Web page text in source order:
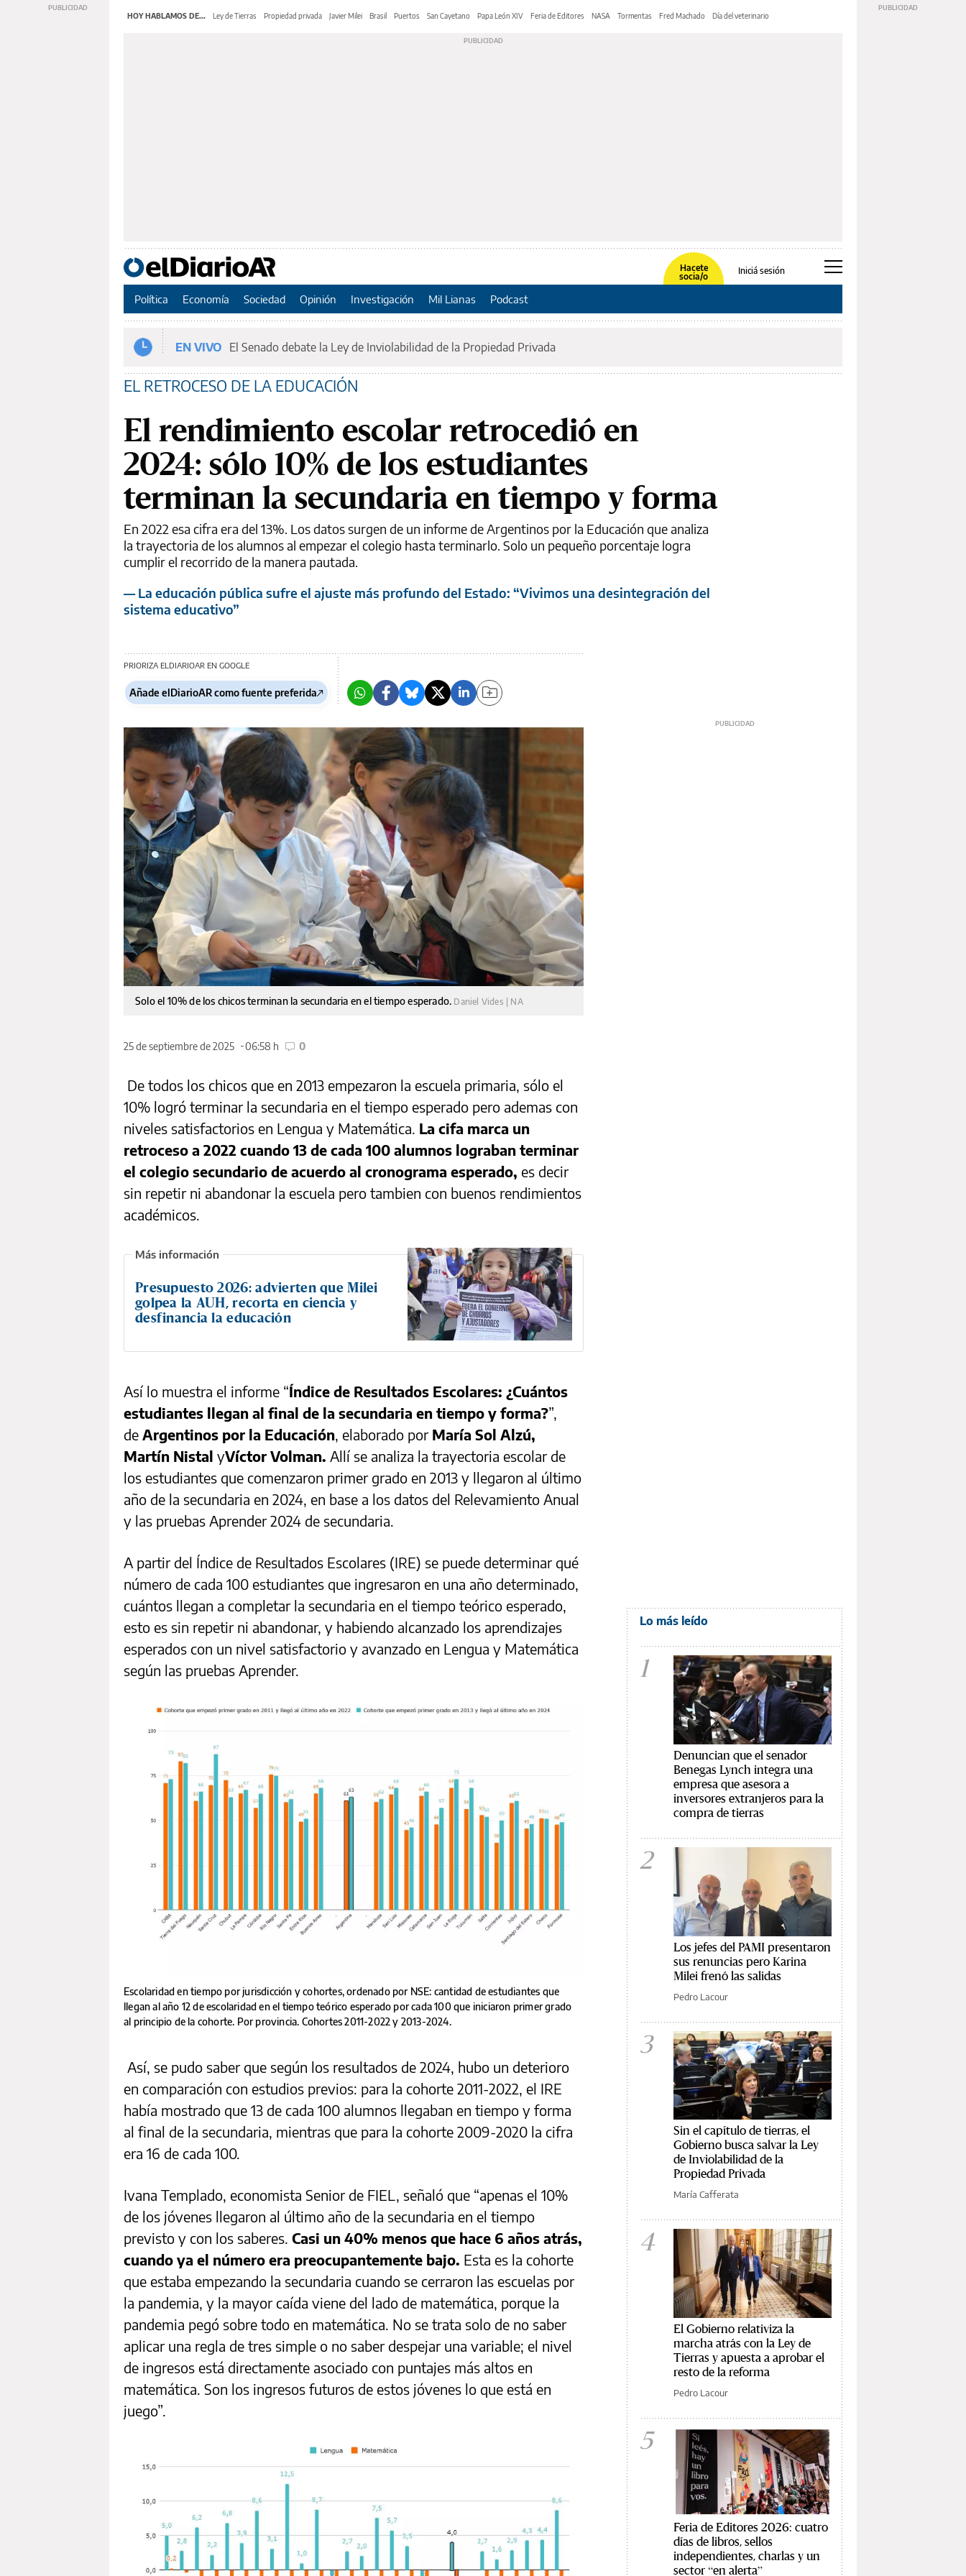
HOY HABLAMOS DE... Ley de Tierras Propiedad privada Javier Milei Brasil Puertos San Cayetano Papa León XIV Feria de Editores NASA Tormentas Fred Machado Día del veterinario
Hacete
socia/o
Iniciá sesión
Política Economía Sociedad Opinión Investigación Mil Lianas Podcast
EN VIVO El Senado debate la Ley de Inviolabilidad de la Propiedad Privada
EL RETROCESO DE LA EDUCACIÓN
El rendimiento escolar retrocedió en
2024: sólo 10% de los estudiantes
terminan la secundaria en tiempo y forma
En 2022 esa cifra era del 13%. Los datos surgen de un informe de Argentinos por la Educación que analiza
la trayectoria de los alumnos al empezar el colegio hasta terminarlo. Solo un pequeño porcentaje logra
cumplir el recorrido de la manera pautada.
— La educación pública sufre el ajuste más profundo del Estado: “Vivimos una desintegración del
sistema educativo”
PRIORIZA ELDIARIOAR EN GOOGLE
Añade elDiarioAR como fuente preferida
Solo el 10% de los chicos terminan la secundaria en el tiempo esperado. Daniel Vides | NA
25 de septiembre de 2025 06:58 h 0
De todos los chicos que en 2013 empezaron la escuela primaria, sólo el
10% logró terminar la secundaria en el tiempo esperado pero ademas con
niveles satisfactorios en Lengua y Matemática. La cifa marca un
retroceso a 2022 cuando 13 de cada 100 alumnos lograban terminar
el colegio secundario de acuerdo al cronograma esperado, es decir
sin repetir ni abandonar la escuela pero tambien con buenos rendimientos
académicos.
Presupuesto 2026: advierten que Milei
golpea la AUH, recorta en ciencia y
desfinancia la educación
Así lo muestra el informe “Índice de Resultados Escolares: ¿Cuántos
estudiantes llegan al final de la secundaria en tiempo y forma?”,
de Argentinos por la Educación, elaborado por María Sol Alzú,
Martín Nistal yVíctor Volman. Allí se analiza la trayectoria escolar de
los estudiantes que comenzaron primer grado en 2013 y llegaron al último
año de la secundaria en 2024, en base a los datos del Relevamiento Anual
y las pruebas Aprender 2024 de secundaria.
A partir del Índice de Resultados Escolares (IRE) se puede determinar qué
número de cada 100 estudiantes que ingresaron en una año determinado,
cuántos llegan a completar la secundaria en el tiempo teórico esperado,
esto es sin repetir ni abandonar, y habiendo alcanzado los aprendizajes
esperados con un nivel satisfactorio y avanzado en Lengua y Matemática
según las pruebas Aprender.
Escolaridad en tiempo por jurisdicción y cohortes, ordenado por NSE: cantidad de estudiantes que
llegan al año 12 de escolaridad en el tiempo teórico esperado por cada 100 que iniciaron primer grado
al principio de la cohorte. Por provincia. Cohortes 2011-2022 y 2013-2024.
Así, se pudo saber que según los resultados de 2024, hubo un deterioro
en comparación con estudios previos: para la cohorte 2011-2022, el IRE
había mostrado que 13 de cada 100 alumnos llegaban en tiempo y forma
al final de la secundaria, mientras que para la cohorte 2009-2020 la cifra
era 16 de cada 100.
Ivana Templado, economista Senior de FIEL, señaló que “apenas el 10%
de los jóvenes llegaron al último año de la secundaria en el tiempo
previsto y con los saberes. Casi un 40% menos que hace 6 años atrás,
cuando ya el número era preocupantemente bajo. Esta es la cohorte
que estaba empezando la secundaria cuando se cerraron las escuelas por
la pandemia, y la mayor caída viene del lado de matemática, porque la
pandemia pegó sobre todo en matemática. No se trata solo de no saber
aplicar una regla de tres simple o no saber despejar una variable; el nivel
de ingresos está directamente asociado con puntajes más altos en
matemática. Son los ingresos futuros de estos jóvenes lo que está en
juego”.
Lo más leído
1
Denuncian que el senador
Benegas Lynch integra una
empresa que asesora a
inversores extranjeros para la
compra de tierras
2
Los jefes del PAMI presentaron
sus renuncias pero Karina
Milei frenó las salidas
Pedro Lacour
3
Sin el capítulo de tierras, el
Gobierno busca salvar la Ley
de Inviolabilidad de la
Propiedad Privada
María Cafferata
4
El Gobierno relativiza la
marcha atrás con la Ley de
Tierras y apuesta a aprobar el
resto de la reforma
Pedro Lacour
5
Feria de Editores 2026: cuatro
días de libros, sellos
independientes, charlas y un
sector “en alerta”